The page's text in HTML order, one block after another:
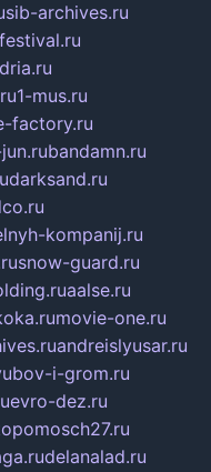
sib-archives.ru
1-mus.ru
factory.ru
bandamn.ru
darksand.ru
kompanij.ru
snow-guard.ru
aalse.ru
movie-one.ru
andreislyusar.ru
i-grom.ru
evro-dez.ru
delanalad.ru